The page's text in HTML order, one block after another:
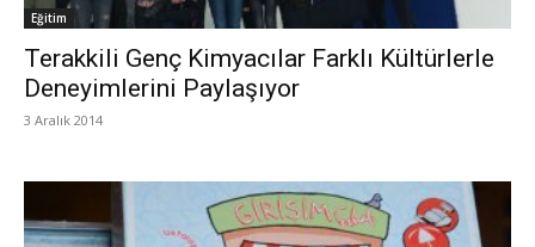
Eğitim
Terakkili Genç Kimyacılar Farklı Kültürlerle
Deneyimlerini Paylaşıyor
3 Aralık 2014